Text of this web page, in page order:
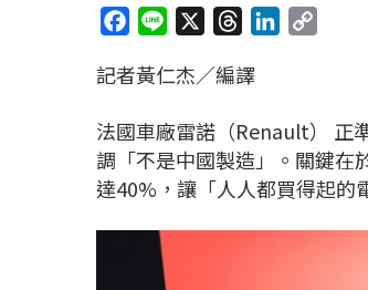
c
b
o
o
n
r
a
d
s
e
d
I
i
n
記者黃仁杰／編譯
法國車廠雷諾（Renault） 正
調「不是中國製造」。關鍵在
達40%，讓「人人都買得起的